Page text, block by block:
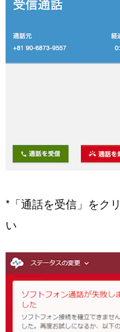
*「通話を受信」をク
い